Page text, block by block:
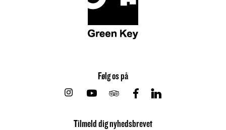
Følg os på
Instagram
YoutubeTripadvisor
FacebookLinkedin
Tilmeld dig nyhedsbrevet